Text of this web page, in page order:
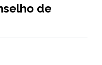
de